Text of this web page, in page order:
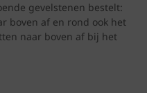
gevelstenen bestelt:
boven af en rond ook het
naar boven af bij het